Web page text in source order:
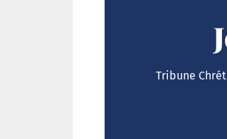
Tribune